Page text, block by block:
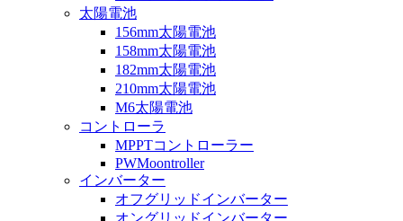
太陽電池
156mm太陽電池
158mm太陽電池
182mm太陽電池
210mm太陽電池
M6太陽電池
コントローラ
MPPTコントローラー
PWMoontroller
インバーター
オフグリッドインバーター
オングリッドインバーター